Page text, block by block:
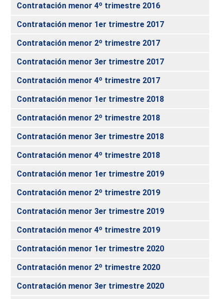
Contratación menor 4º trimestre 2016
Contratación menor 1er trimestre 2017
Contratación menor 2º trimestre 2017
Contratación menor 3er trimestre 2017
Contratación menor 4º trimestre 2017
Contratación menor 1er trimestre 2018
Contratación menor 2º trimestre 2018
Contratación menor 3er trimestre 2018
Contratación menor 4º trimestre 2018
Contratación menor 1er trimestre 2019
Contratación menor 2º trimestre 2019
Contratación menor 3er trimestre 2019
Contratación menor 4º trimestre 2019
Contratación menor 1er trimestre 2020
Contratación menor 2º trimestre 2020
Contratación menor 3er trimestre 2020